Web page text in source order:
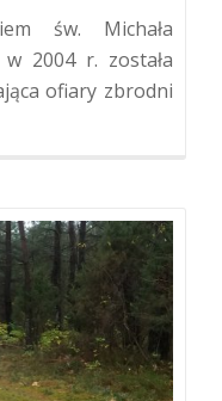
św. Michała
2004 r. została
ofiary zbrodni